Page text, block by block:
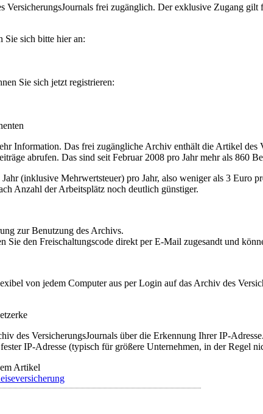
VersicherungsJournals frei zugänglich. Der exklusive Zugang
Sie sich bitte hier an:
Sie sich jetzt registrieren:
Information. Das frei zugängliche Archiv enthält die Artikel des
abrufen. Das sind seit Februar 2008 pro Jahr mehr als 860
(inklusive Mehrwertsteuer) pro Jahr, also weniger als 3 Euro
Anzahl der Arbeitsplätz noch deutlich günstiger.
zur Benutzung des Archivs.
Sie den Freischaltungscode direkt per E-Mail zugesandt und
von jedem Computer aus per Login auf das Archiv des
des VersicherungsJournals über die Erkennung Ihrer IP-
IP-Adresse (typisch für größere Unternehmen, in der Regel
Artikel